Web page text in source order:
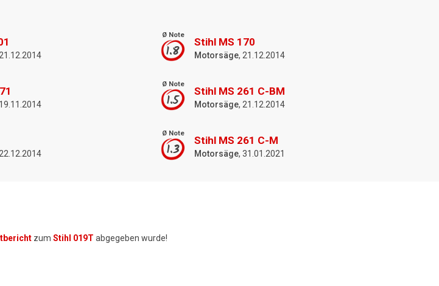
Ø Note
1.8
Stihl MS 170
Motorsäge, 21.12.2014
Ø Note
1.5
Stihl MS 261 C-BM
Motorsäge, 21.12.2014
Ø Note
1.3
Stihl MS 261 C-M
Motorsäge, 31.01.2021
zum Stihl 019T abgegeben wurde!